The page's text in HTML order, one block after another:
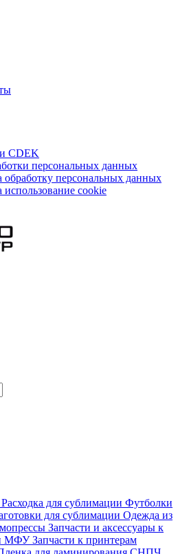
CDEK
персональных данных
обработку персональных данных
cookie
Расходка для сублимации Футболки
для сублимации Одежда из
Запчасти и аксессуары к
МФУЗапчасти к принтерам